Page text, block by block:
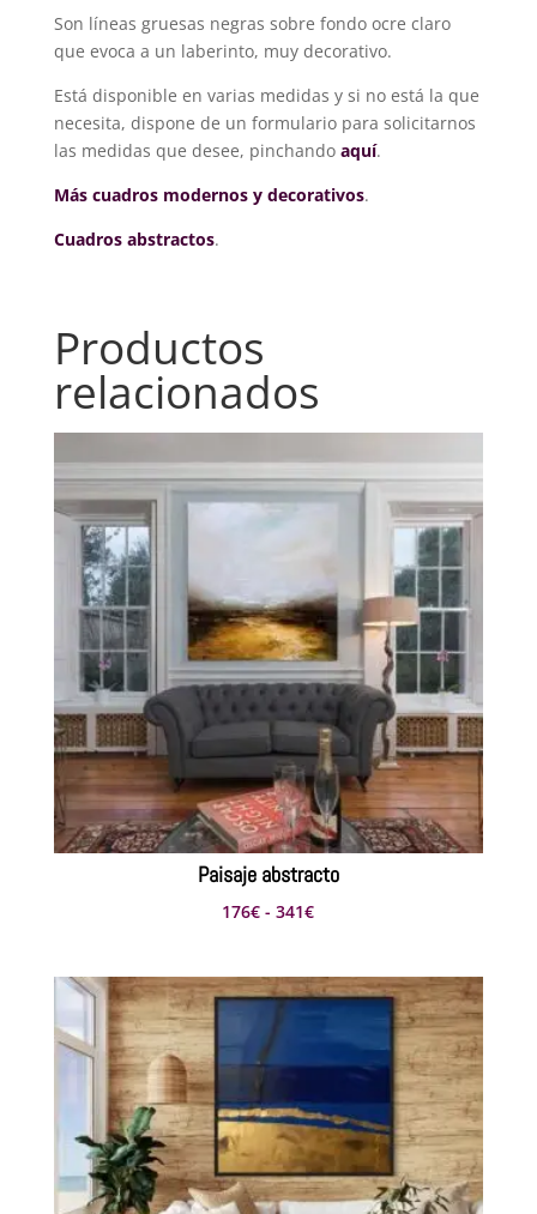
Son líneas gruesas negras sobre fondo ocre claro
que evoca a un laberinto, muy decorativo.
Está disponible en varias medidas y si no está la que
necesita, dispone de un formulario para solicitarnos
las medidas que desee, pinchando aquí.
Más cuadros modernos y decorativos.
Cuadros abstractos.
Productos
relacionados
Paisaje abstracto
176€ - 341€Rango
precios:
desde
hasta
341€